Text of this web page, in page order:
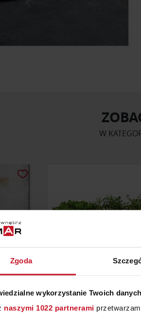
Zgoda
wykorzystanie Twoich danych
naszymi 1022 partnerami
W
DONICZKA NA
COLE&MASON